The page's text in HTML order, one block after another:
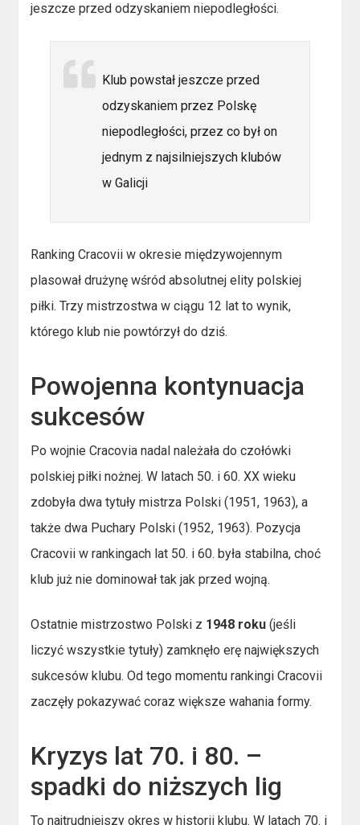
jeszcze przed odzyskaniem niepodległości.
Klub powstał jeszcze przed
odzyskaniem przez Polskę
niepodległości, przez co był on
jednym z najsilniejszych klubów
w Galicji
Ranking Cracovii w okresie międzywojennym
plasował drużynę wśród absolutnej elity polskiej
piłki. Trzy mistrzostwa w ciągu 12 lat to wynik,
którego klub nie powtórzył do dziś.
Powojenna kontynuacja
sukcesów
Po wojnie Cracovia nadal należała do czołówki
polskiej piłki nożnej. W latach 50. i 60. XX wieku
zdobyła dwa tytuły mistrza Polski (1951, 1963), a
także dwa Puchary Polski (1952, 1963). Pozycja
Cracovii w rankingach lat 50. i 60. była stabilna, choć
klub już nie dominował tak jak przed wojną.
Ostatnie mistrzostwo Polski z 1948 roku (jeśli
liczyć wszystkie tytuły) zamknęło erę największych
sukcesów klubu. Od tego momentu rankingi Cracovii
zaczęły pokazywać coraz większe wahania formy.
Kryzys lat 70. i 80. –
spadki do niższych lig
To najtrudniejszy okres w historii klubu. W latach 70. i